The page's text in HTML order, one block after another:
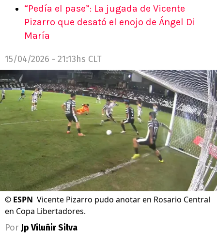
“Pedía el pase”: La jugada de Vicente
Pizarro que desató el enojo de Ángel Di
María
15/04/2026 - 21:13hs CLT
© ESPN Vicente Pizarro pudo anotar en Rosario Central
en Copa Libertadores.
Por Jp Viluñir Silva